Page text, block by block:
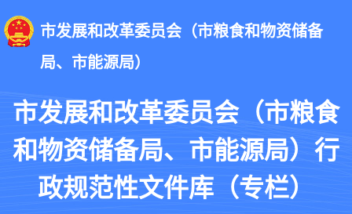
市发展和改革委员会（市粮食和物资储备
局、市能源局）
市发展和改革委员会（市粮食
和物资储备局、市能源局）行
政规范性文件库（专栏）